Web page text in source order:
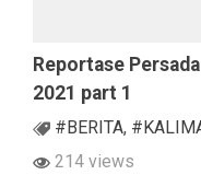
Reportase
2021 part 1
#BERITA,
214 views